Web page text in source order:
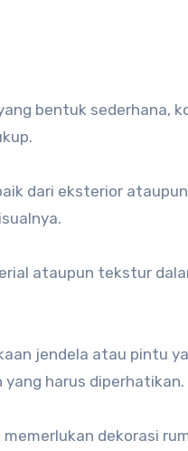
bentuk sederhana,
dari eksterior
ataupun tekstur
jendela atau pintu
harus diperhatikan.
dekorasi